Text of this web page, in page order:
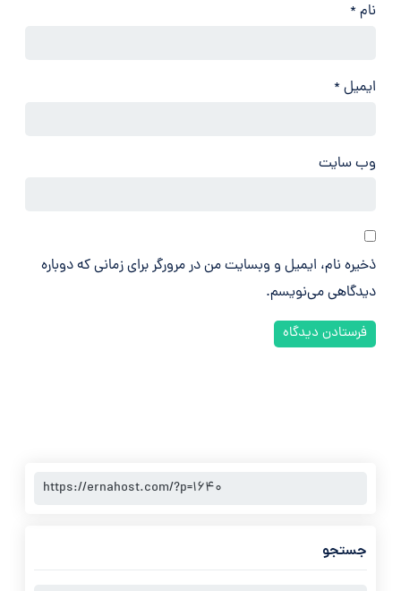
نام*
ایمیل*
وب‌ سایت
ذخیره نام، ایمیل و وبسایت من در مرورگر برای زمانی که دوباره
دیدگاهی می‌نویسم.
جستجو